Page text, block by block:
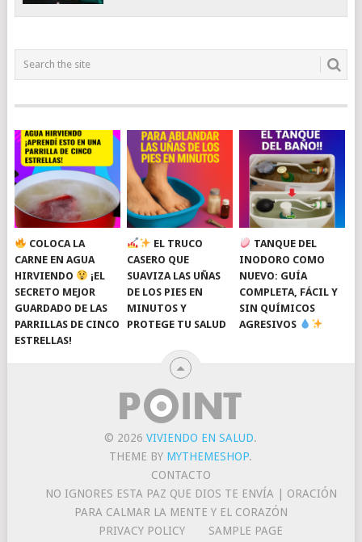
COLOCA LA
CARNE EN AGUA
HIRVIENDO
¡EL
SECRETO MEJOR
GUARDADO DE LAS
PARRILLAS DE CINCO
ESTRELLAS!
EL TRUCO
CASERO QUE
SUAVIZA LAS UÑAS
DE LOS PIES EN
MINUTOS Y
PROTEGE TU SALUD
TANQUE DEL
INODORO COMO
NUEVO: GUÍA
COMPLETA, FÁCIL Y
SIN QUÍMICOS
AGRESIVOS
© 2026VIVIENDO EN SALUD.
THEME BY MYTHEMESHOP.
CONTACTO
NO IGNORES ESTA PAZ QUE DIOS TE ENVÍA | ORACIÓN
PARA CALMAR LA MENTE Y EL CORAZÓN
PRIVACY POLICY
SAMPLE PAGE